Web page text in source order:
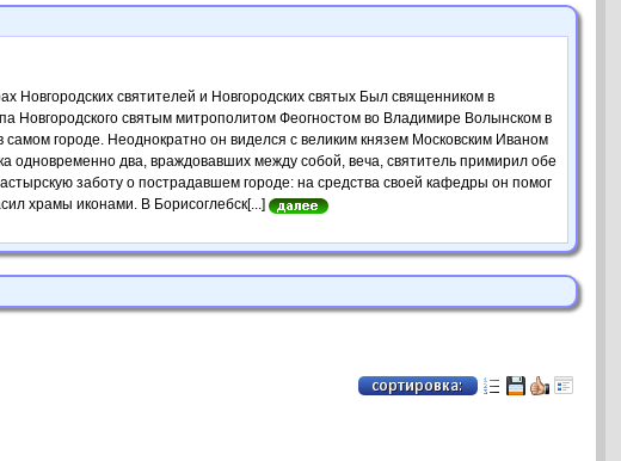
Новгородских святителей и Новгородских святых Был священником в
Новгородского святым митрополитом Феогностом во Владимире Волынском в
городе. Неоднократно он виделся с великим князем Московским Иваном
одновременно два, враждовавших между собой, веча, святитель примирил обе
заботу о пострадавшем городе: на средства своей кафедры он помог
храмы иконами. В Борисоглебск[...]